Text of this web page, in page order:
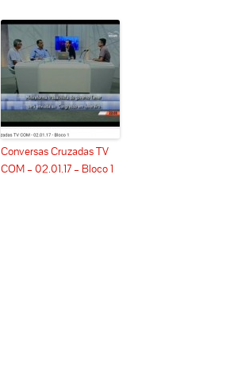
Conversas Cruzadas TV
COM – 02.01.17 – Bloco 1